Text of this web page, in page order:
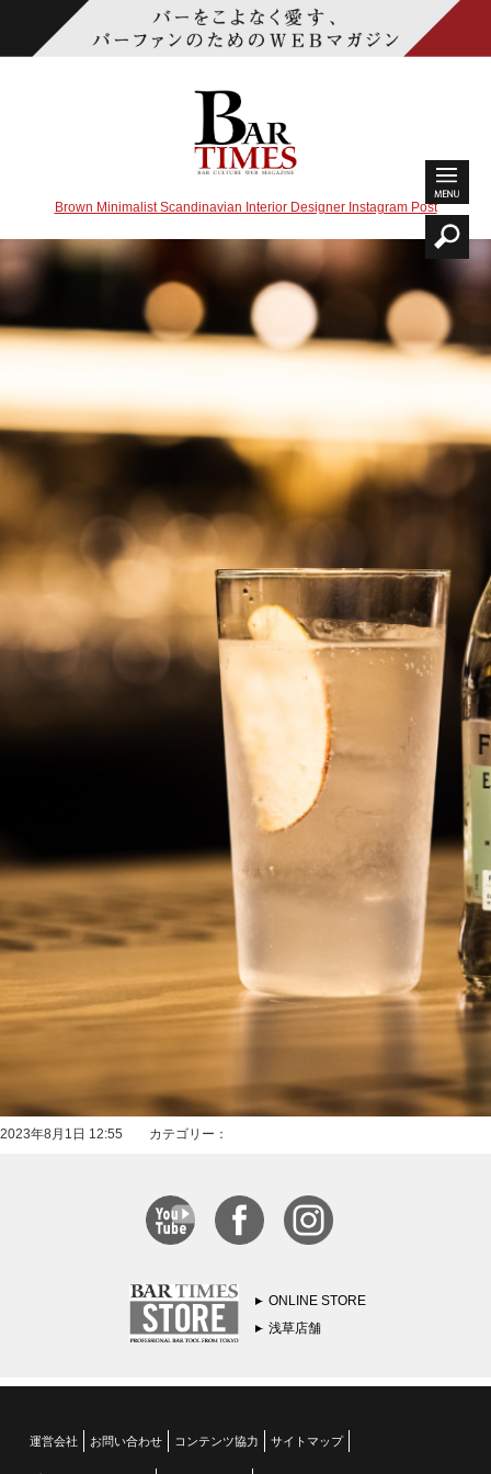
Brown Minimalist Scandinavian Interior Designer Instagram Post
2023年8月1日 12:55 カテゴリー：
ONLINE STORE
浅草店舗
運営会社 お問い合わせ コンテンツ協力 サイトマップ